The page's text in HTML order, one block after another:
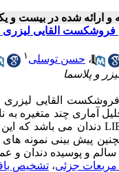
القایی
، حسن توسلی ۱
القایی لیزری
آماری چند متغیره
مربعات جزئی، تشخیص